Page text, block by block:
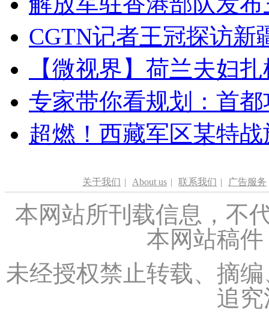
CGTN记者王冠探访新
【微视界】荷兰夫妇
专家带你看规划：首
超燃！西藏军区某特
关于我们 | About us | 联系我们 | 广告服务
本网站所刊载信息，不
本网站稿
未经授权禁止转载、摘
追